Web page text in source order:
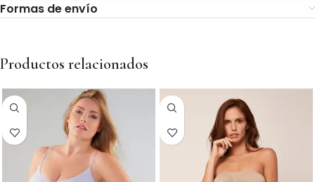
Formas de envío
Productos relacionados